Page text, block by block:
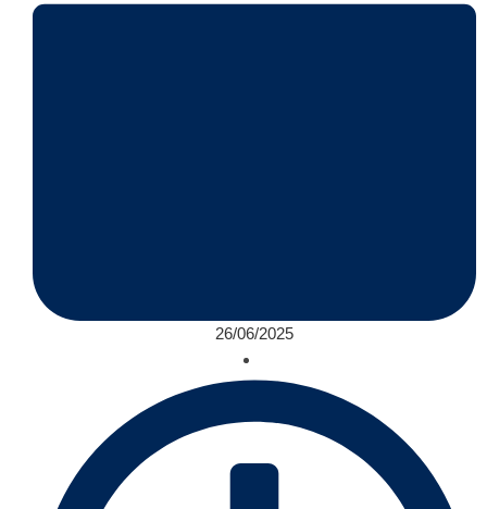
26/06/2025